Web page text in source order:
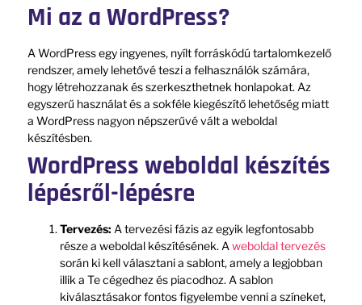
Mi az a WordPress?
A WordPress egy ingyenes, nyílt forráskódú tartalomkezelő
rendszer, amely lehetővé teszi a felhasználók számára,
hogy létrehozzanak és szerkeszthetnek honlapokat. Az
egyszerű használat és a sokféle kiegészítő lehetőség miatt
a WordPress nagyon népszerűvé vált a weboldal
készítésben.
WordPress weboldal készítés
lépésről-lépésre
Tervezés: A tervezési fázis az egyik legfontosabb
része a weboldal készítésének. Aweboldal tervezés
során ki kell választani a sablont, amely a legjobban
illik a Te cégedhez és piacodhoz. A sablon
kiválasztásakor fontos figyelembe venni a színeket,